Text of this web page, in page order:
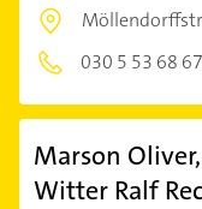
030 5 53 68 67
Marson
Witter Ralf